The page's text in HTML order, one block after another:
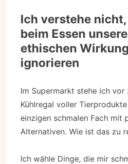
Ich verstehe
beim Essen
ethischen
ignorieren
Im Supermarkt stehe ich vor
Kühlregal voller
einzigen schmalen Fach mit
Alternativen. Wie ist das zu
Ich wähle Dinge, die mir